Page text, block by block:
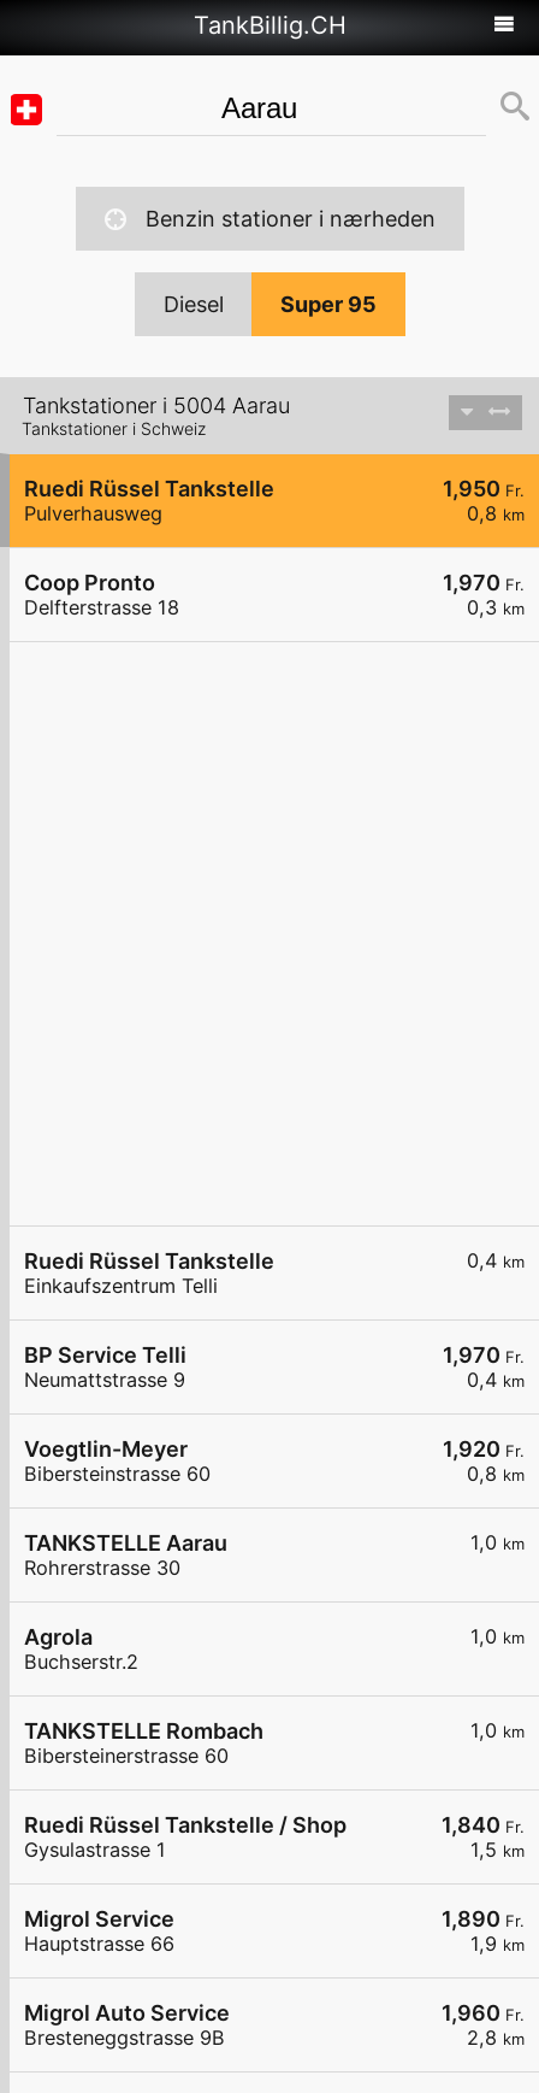
TankBillig.CH
Benzin stationer i nærheden
Diesel Super 95
Tankstationer i 5004 Aarau
Tankstationer i Schweiz
1,950 Fr.
0,8 km
Ruedi Rüssel Tankstelle
Pulverhausweg
1,970 Fr.
0,3 km
Coop Pronto
Delfterstrasse 18
0,4 km
Ruedi Rüssel Tankstelle
Einkaufszentrum Telli
1,970 Fr.
0,4 km
BP Service Telli
Neumattstrasse 9
1,920 Fr.
0,8 km
Voegtlin-Meyer
Bibersteinstrasse 60
1,0 km
TANKSTELLE Aarau
Rohrerstrasse 30
1,0 km
Agrola
Buchserstr.2
1,0 km
TANKSTELLE Rombach
Bibersteinerstrasse 60
1,840 Fr.
1,5 km
Ruedi Rüssel Tankstelle / Shop
Gysulastrasse 1
1,890 Fr.
1,9 km
Migrol Service
Hauptstrasse 66
1,960 Fr.
2,8 km
Migrol Auto Service
Bresteneggstrasse 9B